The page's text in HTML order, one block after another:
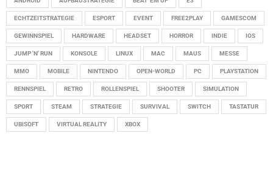
ECHTZEITSTRATEGIE ESPORT EVENT FREE2PLAY GAMESCOM
GEWINNSPIEL HARDWARE HEADSET HORROR INDIE IOS
JUMP 'N' RUN KONSOLE LINUX MAC MAUS MESSE
MMO MOBILE NINTENDO OPEN-WORLD PC PLAYSTATION
RENNSPIEL RETRO ROLLENSPIEL SHOOTER SIMULATION
SPORT STEAM STRATEGIE SURVIVAL SWITCH TASTATUR
UBISOFT VIRTUAL REALITY XBOX